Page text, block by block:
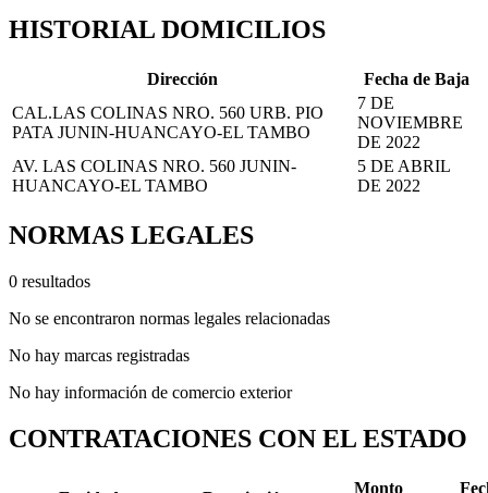
HISTORIAL DOMICILIOS
Dirección
Fecha de Baja
CAL.LAS COLINAS NRO. 560 URB. PIO
PATA JUNIN-HUANCAYO-EL TAMBO
7 DE
NOVIEMBRE
DE 2022
AV. LAS COLINAS NRO. 560 JUNIN-
HUANCAYO-EL TAMBO
5 DE ABRIL
DE 2022
NORMAS LEGALES
0 resultados
No se encontraron normas legales relacionadas
No hay marcas registradas
No hay información de comercio exterior
CONTRATACIONES CON EL ESTADO
Monto